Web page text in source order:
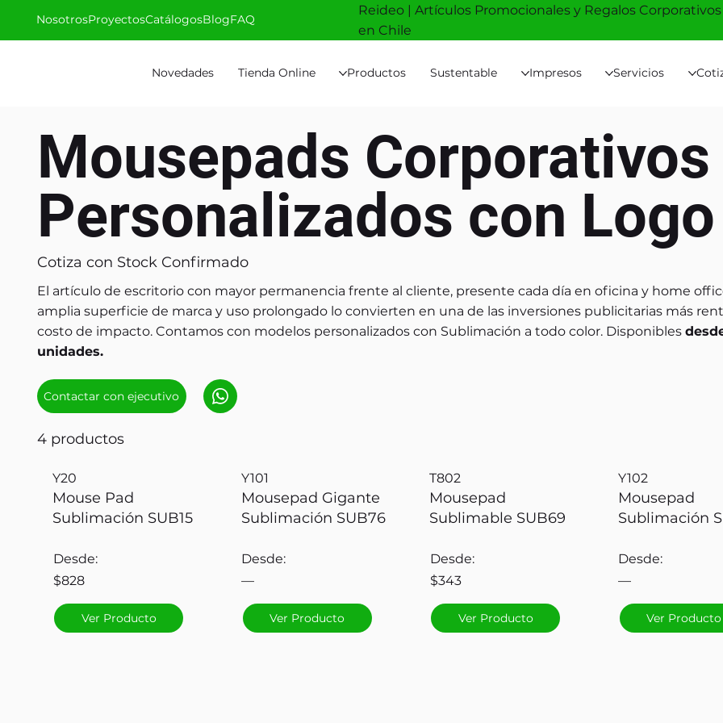
Novedades Tienda Online Productos Sustentable Impresos Servicios
NosotrosProyectosCatálogosBlogFAQ
Reideo | Artículos Promocionales y Regalos Corporativos
en Chile
Mousepads Corporativos
Personalizados con Logo
Cotiza con Stock Confirmado
El artículo de escritorio con mayor permanencia frente al cliente, presente cada día en oficina y home
amplia superficie de marca y uso prolongado lo convierten en una de las inversiones publicitarias más
costo de impacto. Contamos con modelos personalizados con Sublimación a todo color. Disponibles
unidades.
Contactar con ejecutivo
4 productos
Y20
Mouse Pad
Sublimación SUB15
Desde:
$828
Ver Producto
Y101
Mousepad Gigante
Sublimación SUB76
Desde:
—
Ver Producto
T802
Mousepad
Sublimable SUB69
Desde:
$343
Ver Producto
Y102
Mousepad
Sublimación
Desde:
—
Ver Producto